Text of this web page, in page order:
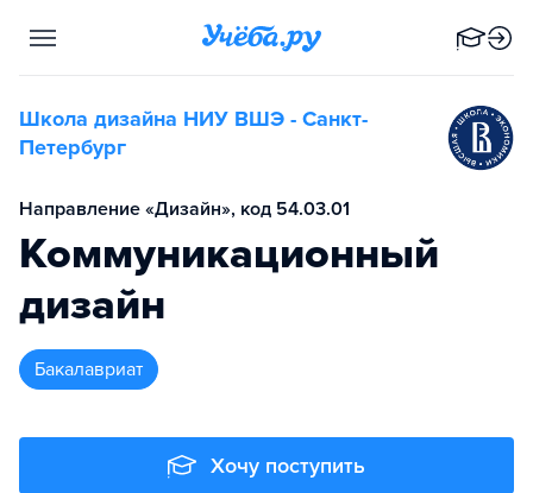
Школа дизайна НИУ ВШЭ - Санкт-
Петербург
Направление «Дизайн», код 54.03.01
Коммуникационный
дизайн
бакалавриат
Хочу поступить